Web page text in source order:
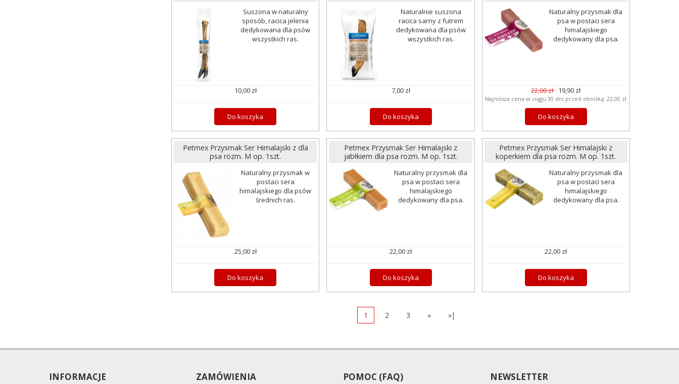
Suszona w naturalny
sposób, racica jelenia
dedykowana dla psów
wszystkich ras.
10,00 zł
Do koszyka
Naturalnie suszona
racica sarny z futrem
dedykowana dla psów
wszystkich ras.
7,00 zł
Do koszyka
Naturalny przysmak dla
psa w postaci sera
himalajskiego
dedykowany dla psa.
22,00 zł 19,90 zł
Najniższa cena w ciągu 30 dni przed obniżką:22,00 zł
Do koszyka
Petmex Przysmak Ser Himalajski z dla
psa rozm. M op. 1szt.
Naturalny przysmak w
postaci sera
himalajskiego dla psów
średnich ras.
25,00 zł
Do koszyka
Petmex Przysmak Ser Himalajski z
jabłkiem dla psa rozm. M op. 1szt.
Naturalny przysmak dla
psa w postaci sera
himalajskiego
dedykowany dla psa.
22,00 zł
Do koszyka
Petmex Przysmak Ser Himalajski z
koperkiem dla psa rozm. M op. 1szt.
Naturalny przysmak dla
psa w postaci sera
himalajskiego
dedykowany dla psa.
22,00 zł
Do koszyka
1 2 3 » »|
INFORMACJE ZAMÓWIENIA POMOC (FAQ) NEWSLETTER